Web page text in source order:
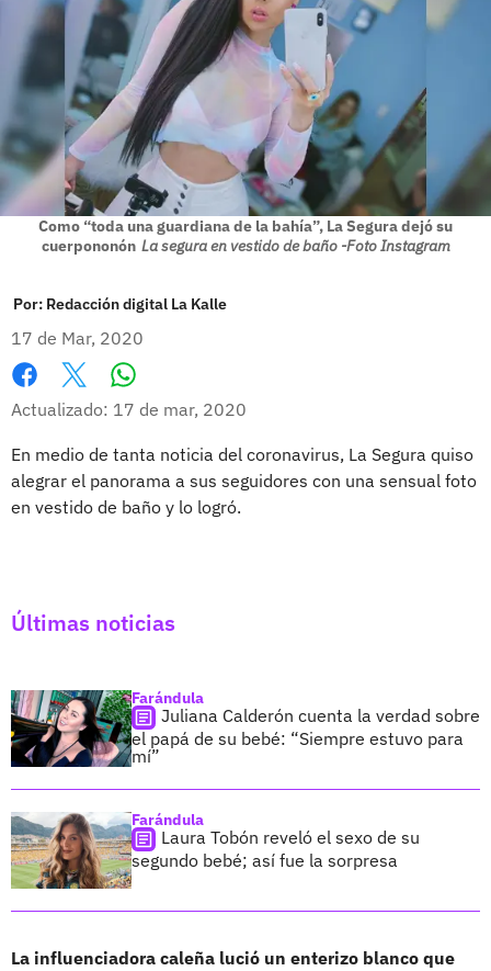
Como “toda una guardiana de la bahía”, La Segura dejó su
cuerpononón La segura en vestido de baño -Foto Instagram
Por: Redacción digital La Kalle
17 de Mar, 2020
Facebook
X
Actualizado: 17 de mar, 2020
En medio de tanta noticia del coronavirus, La Segura quiso
alegrar el panorama a sus seguidores con una sensual foto
en vestido de baño y lo logró.
Últimas noticias
Farándula
Juliana Calderón cuenta la verdad sobre
el papá de su bebé: “Siempre estuvo para
mí”
Farándula
Laura Tobón reveló el sexo de su
segundo bebé; así fue la sorpresa
La influenciadora caleña lució un enterizo blanco que